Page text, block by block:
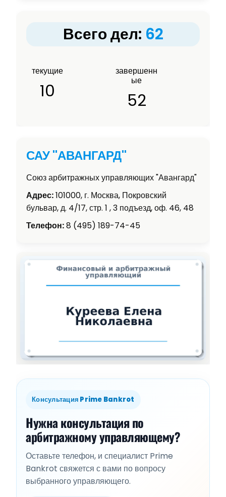
Всего дел: 62
текущие
10
завершенн
ые
52
САУ "АВАНГАРД"
Союз арбитражных управляющих "Авангард"
Адрес:101000, г. Москва, Покровский
бульвар, д. 4/17, стр. 1 , 3 подъезд, оф. 46, 48
Телефон:8 (495) 189-74-45
Консультация Prime Bankrot
Нужна консультация по
арбитражному управляющему?
Оставьте телефон, и специалист Prime
Bankrot свяжется с вами по вопросу
выбранного управляющего.